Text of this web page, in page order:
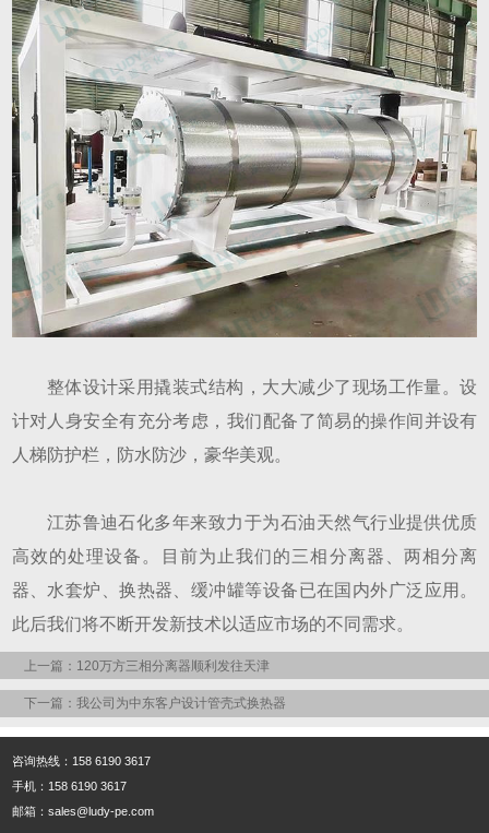
整体设计采用撬装式结构，大大减少了现场工作量。设
计对人身安全有充分考虑，我们配备了简易的操作间并设有
人梯防护栏，防水防沙，豪华美观。
江苏鲁迪石化多年来致力于为石油天然气行业提供优质
高效的处理设备。目前为止我们的三相分离器、两相分离
器、水套炉、换热器、缓冲罐等设备已在国内外广泛应用。
此后我们将不断开发新技术以适应市场的不同需求。
上一篇：120万方三相分离器顺利发往天津
下一篇：我公司为中东客户设计管壳式换热器
咨询热线：158 6190 3617
手机：158 6190 3617
邮箱：sales@ludy-pe.com